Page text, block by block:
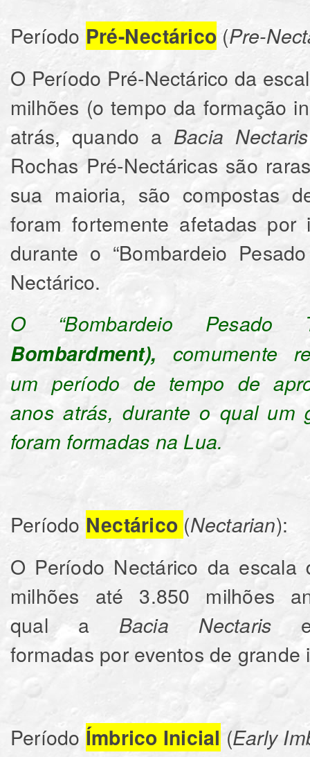
Período Pré-Nectárico (Pre-
O Período Pré-Nectárico da
milhões (o tempo da formação
atrás, quando a Bacia Nectaris
Rochas Pré-Nectáricas são
sua maioria, são compostas
foram fortemente afetadas por
durante o “Bombardeio
Nectárico.
O “Bombardeio
Bombardment), comumente
um período de tempo de
anos atrás, durante o qual um
foram formadas na Lua.
Período Nectárico (Nectarian):
O Período Nectárico da
milhões até 3.850 milhões
qual a Bacia Nectaris
formadas por eventos de grande
Período Ímbrico Inicial (Early